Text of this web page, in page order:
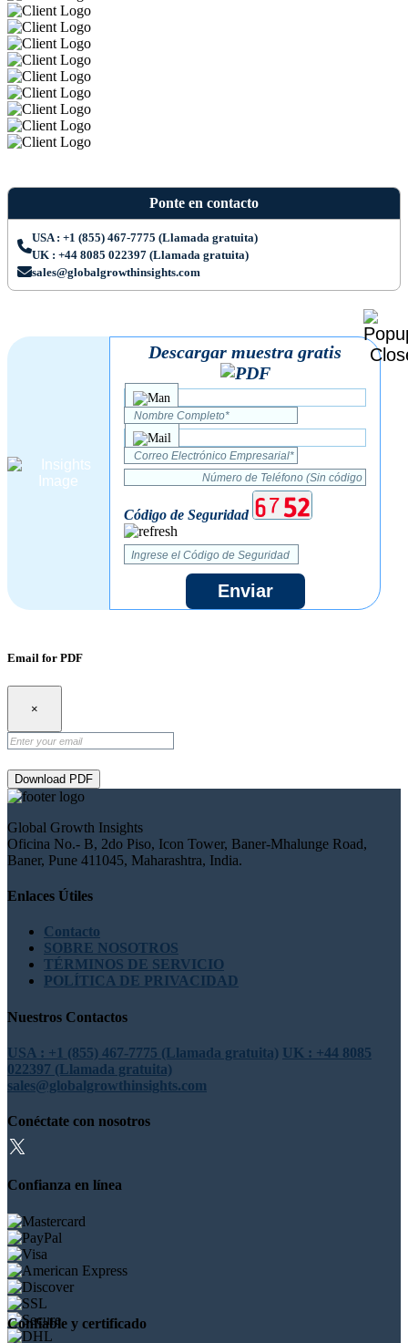
Ponte en contacto
USA : +1 (855) 467-7775 (Llamada gratuita)
UK : +44 8085 022397 (Llamada gratuita)
sales@globalgrowthinsights.com
Descargar muestra gratis
Código de Seguridad
Enviar
Email for PDF
×
Download PDF
Global Growth Insights
Oficina No.- B, 2do Piso, Icon Tower, Baner-Mhalunge Road,
Baner, Pune 411045, Maharashtra, India.
Enlaces Útiles
Contacto
SOBRE NOSOTROS
TÉRMINOS DE SERVICIO
POLÍTICA DE PRIVACIDAD
Nuestros Contactos
USA : +1 (855) 467-7775 (Llamada gratuita) UK : +44 8085
022397 (Llamada gratuita)
sales@globalgrowthinsights.com
Conéctate con nosotros
Confianza en línea
Confiable y certificado